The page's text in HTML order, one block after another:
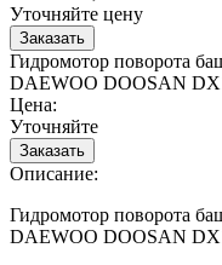
Уточняйте цену
Гидромотор поворота
DAEWOO DOOSAN
Цена:
Уточняйте
Описание:
Гидромотор поворота
DAEWOO DOOSAN